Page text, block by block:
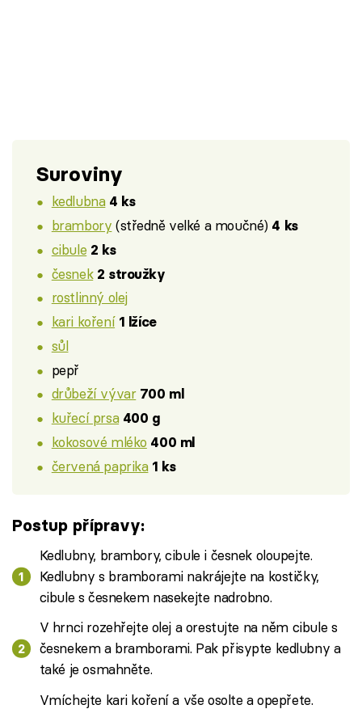
Suroviny
kedlubna 4 ks
brambory (středně velké a moučné) 4 ks
cibule 2 ks
česnek 2 stroužky
rostlinný olej
kari koření 1 lžíce
sůl
pepř
drůbeží vývar 700 ml
kuřecí prsa 400 g
kokosové mléko 400 ml
červená paprika 1 ks
Postup přípravy:
Kedlubny, brambory, cibule i česnek oloupejte.
Kedlubny s bramborami nakrájejte na kostičky,
cibule s česnekem nasekejte nadrobno.
V hrnci rozehřejte olej a orestujte na něm cibule s
česnekem a bramborami. Pak přisypte kedlubny a
také je osmahněte.
Vmíchejte kari koření a vše osolte a opepřete.